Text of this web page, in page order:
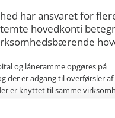
har ansvaret for
hovedkonti
og låneramme opgøres på
der er adgang til overførsler
er knyttet til samme
hvilke